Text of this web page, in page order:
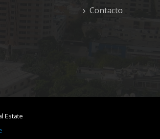
Contacto
Estate